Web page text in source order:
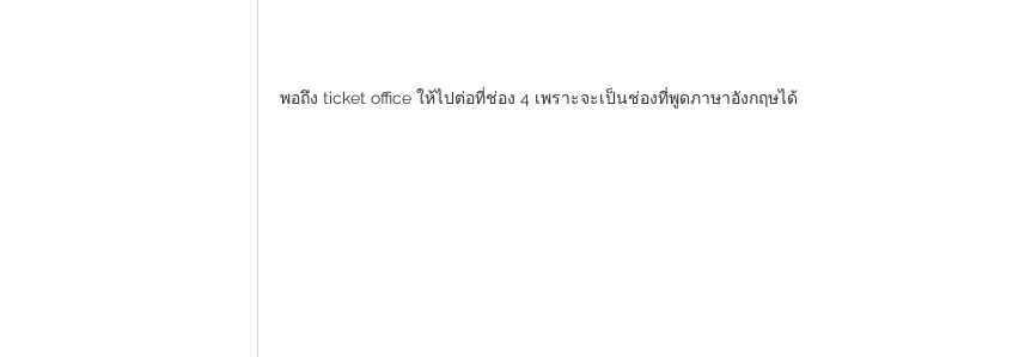
พอถึง ticket office ให้ไปต่อที่ช่อง 4 เพราะจะเป็นช่องที่พูดภาษาอังกฤษได้